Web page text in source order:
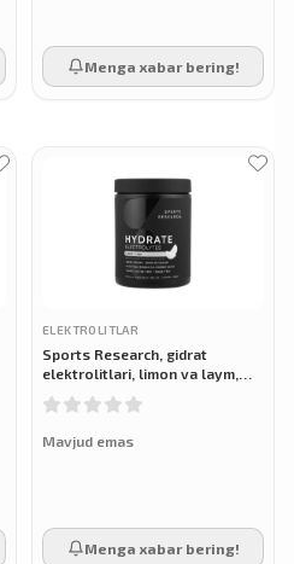
Menga xabar bering!
ELEKTROLITLAR
Sports Research, gidrat
elektrolitlari, limon va laym,
Mavjud emas
Menga xabar bering!